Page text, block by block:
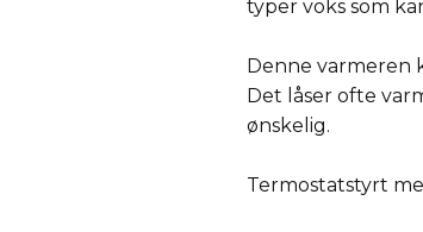
typer voks som
Denne varmeren
Det låser ofte
ønskelig.
Termostatstyrt